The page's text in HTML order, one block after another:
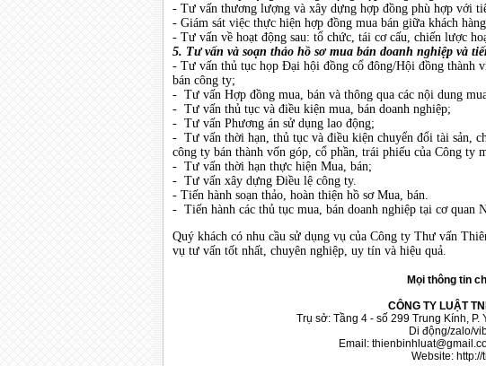
- Tư vấn thương lượng và xây dựng hợp đồng phù hợp với
- Giám sát việc thực hiện hợp đồng mua bán giữa khách
- Tư vấn về hoạt động sau: tổ chức, tái cơ cấu, chiến lược
5. Tư vấn và soạn thảo hồ sơ mua bán doanh nghiệp và
- Tư vấn thủ tục họp Đại hội đồng cổ đông/Hội đồng thành
bán công ty;
- Tư vấn Hợp đồng mua, bán và thông qua các nội dung
- Tư vấn thủ tục và điều kiện mua, bán doanh nghiệp;
- Tư vấn Phương án sử dụng lao động;
- Tư vấn thời hạn, thủ tục và điều kiện chuyển đổi tài sản,
công ty bán thành vốn góp, cổ phần, trái phiếu của Công ty
- Tư vấn thời hạn thực hiện Mua, bán;
- Tư vấn xây dựng Điều lệ công ty.
- Tiến hành soạn thảo, hoàn thiện hồ sơ Mua, bán.
- Tiến hành các thủ tục mua, bán doanh nghiệp tại cơ quan
Quý khách có nhu cầu sử dụng vụ của Công ty Thư vấn
vụ tư vấn tốt nhất, chuyên nghiệp, uy tín và hiệu quả.
Mọi thông tin
CÔNG TY LUẬT
Trụ sở: Tầng 4 - số 299 Trung Kính, P.
Di động/zalo/
Email:
Website: